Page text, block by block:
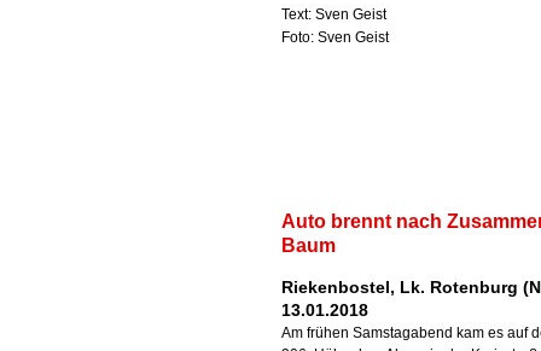
Text: Sven Geist
Foto: Sven Geist
Auto brennt nach
Baum
Riekenbostel, Lk. Rotenburg
13.01.2018
Am frühen Samstagabend kam es auf